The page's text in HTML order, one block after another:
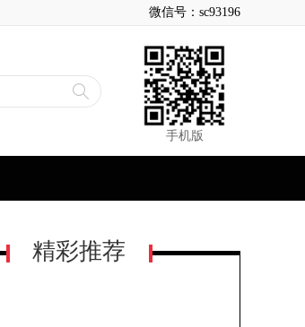
微信号：sc93196
手机版
精彩推荐